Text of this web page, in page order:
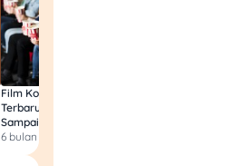
Film Komedi Indonesia
Terbaru 2026, Siap Ngakak
Sampai Sakit Perut!
6 bulan yang lalu